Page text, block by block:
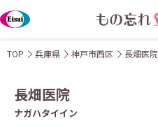
TOP 兵庫県 神戸市西区 長畑医院
長畑医院
ナガハタイイン